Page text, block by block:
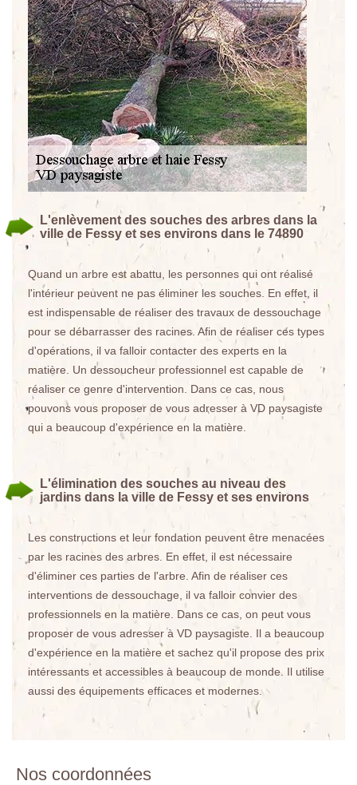
L'enlèvement des souches des arbres dans la
ville de Fessy et ses environs dans le 74890
Quand un arbre est abattu, les personnes qui ont réalisé
l'intérieur peuvent ne pas éliminer les souches. En effet, il
est indispensable de réaliser des travaux de dessouchage
pour se débarrasser des racines. Afin de réaliser ces types
d'opérations, il va falloir contacter des experts en la
matière. Un dessoucheur professionnel est capable de
réaliser ce genre d'intervention. Dans ce cas, nous
pouvons vous proposer de vous adresser à VD paysagiste
qui a beaucoup d'expérience en la matière.
L'élimination des souches au niveau des
jardins dans la ville de Fessy et ses environs
Les constructions et leur fondation peuvent être menacées
par les racines des arbres. En effet, il est nécessaire
d'éliminer ces parties de l'arbre. Afin de réaliser ces
interventions de dessouchage, il va falloir convier des
professionnels en la matière. Dans ce cas, on peut vous
proposer de vous adresser à VD paysagiste. Il a beaucoup
d'expérience en la matière et sachez qu'il propose des prix
intéressants et accessibles à beaucoup de monde. Il utilise
aussi des équipements efficaces et modernes.
Nos coordonnées